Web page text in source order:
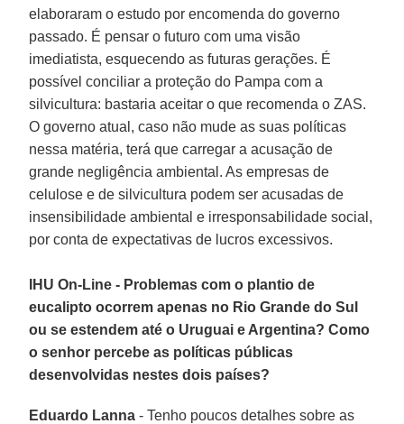
elaboraram o estudo por encomenda do governo
passado. É pensar o futuro com uma visão
imediatista, esquecendo as futuras gerações. É
possível conciliar a proteção do Pampa com a
silvicultura: bastaria aceitar o que recomenda o ZAS.
O governo atual, caso não mude as suas políticas
nessa matéria, terá que carregar a acusação de
grande negligência ambiental. As empresas de
celulose e de silvicultura podem ser acusadas de
insensibilidade ambiental e irresponsabilidade social,
por conta de expectativas de lucros excessivos.
IHU On-Line - Problemas com o plantio de
eucalipto ocorrem apenas no Rio Grande do Sul
ou se estendem até o Uruguai e Argentina? Como
o senhor percebe as políticas públicas
desenvolvidas nestes dois países?
Eduardo Lanna- Tenho poucos detalhes sobre as